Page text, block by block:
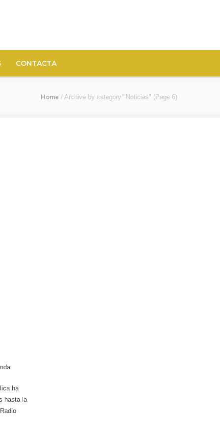
CONTACTA
Home / Archive by category "Noticias" (Page 6)
ha
hasta la